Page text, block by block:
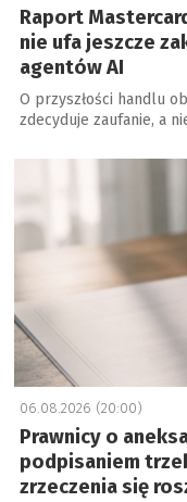
Raport
nie ufa jeszcze
agentów AI
O przyszłości handlu
zdecyduje zaufanie, a
a
06.08.2026 (20:00)
Prawnicy o
podpisaniem
zrzeczenia się